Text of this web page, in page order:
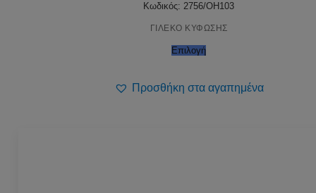
Κωδικός: 2756/OH103
ΓΙΛΕΚΟ ΚΥΦΩΣΗΣ
Επιλογή
Προσθήκη στα αγαπημένα